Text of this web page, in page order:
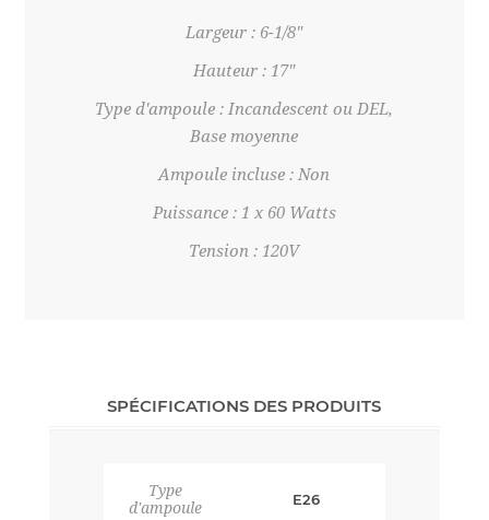
Largeur : 6-1/8"
Hauteur : 17"
Type d'ampoule : Incandescent ou DEL,
Base moyenne
Ampoule incluse : Non
Puissance : 1 x 60 Watts
Tension : 120V
SPÉCIFICATIONS DES PRODUITS
Type
d'ampoule
E26